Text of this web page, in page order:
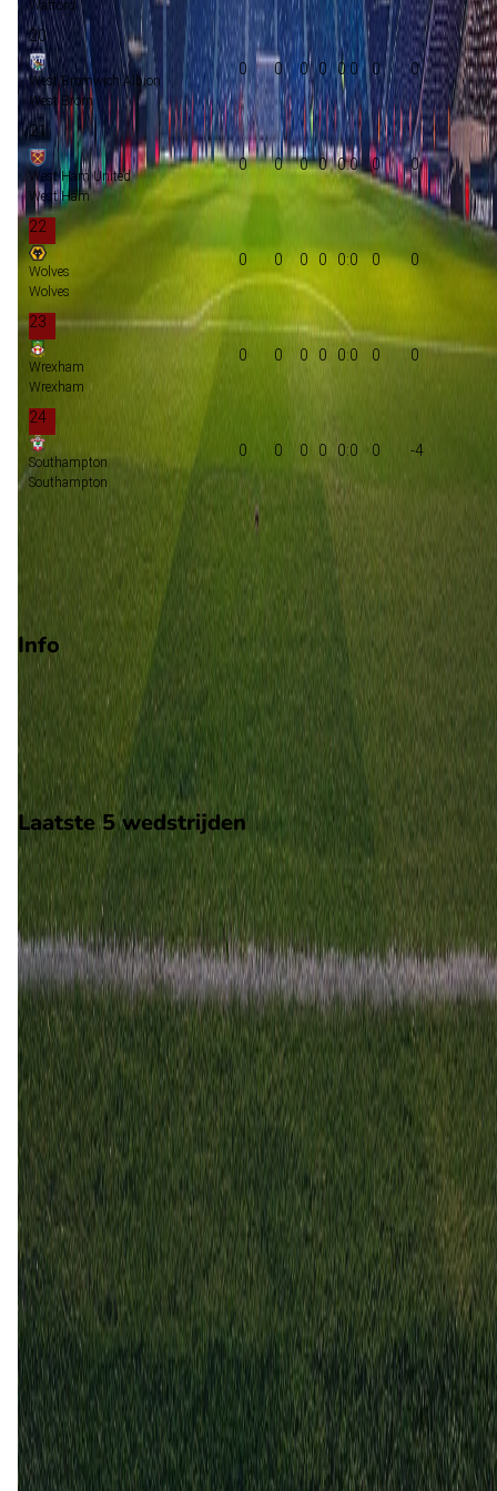
Watford
20
West Bromwich Albion
West Brom
0 0 0 0 0:0 0 0
21
West Ham United
West Ham
0 0 0 0 0:0 0 0
22
Wolves
Wolves
0 0 0 0 0:0 0 0
23
Wrexham
Wrexham
0 0 0 0 0:0 0 0
24
Southampton
Southampton
0 0 0 0 0:0 0 -4
Promotie
Play-offs promotie
Degradatie
Info
Op 5 september 2026 gaat West Ham United de strijd aan met
Derby County. De wedstrijd wordt afgetrapt om 14:00 en
gespeeld in de Championship.
Stadion: London Stadium
Scheidsrechter: Onbekend
Laatste 5 wedstrijden
H2H
West Ham United
Derby County
30 jan
2023
Derby County
West Ham United
0 2
31 dec2011
Derby County
West Ham United
21
26 nov2011
West Ham United
Derby County
3 1
19 apr2008
West Ham United
Derby County
2 1
10 nov 2007
Derby County